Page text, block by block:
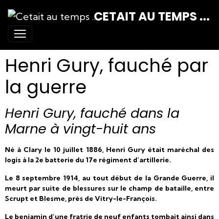
CETAIT AU TEMPS ...
Henri Gury, fauché par
la guerre
Henri Gury, fauché dans la
Marne à vingt-huit ans
Né à Clary le 10 juillet 1886, Henri Gury était maréchal des
logis à la 2e batterie du 17e régiment d’artillerie.
Le 8 septembre 1914, au tout début de la Grande Guerre, il
meurt par suite de blessures sur le champ de bataille, entre
Scrupt et Blesme, près de Vitry-le-François.
Le benjamin d’une fratrie de neuf enfants tombait ainsi dans